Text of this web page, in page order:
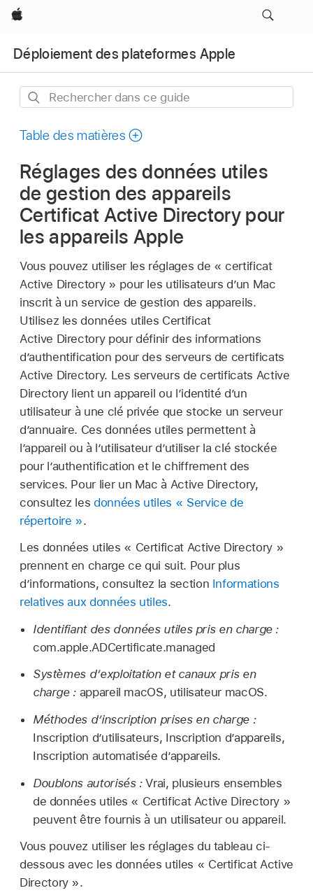
Apple
Déploiement des plateformes Apple
Rechercher
ce
Table des matières
Réglages des données utiles
de gestion des appareils
Certificat Active Directory pour
les appareils Apple
Vous pouvez utiliser les réglages de « certificat
Active Directory » pour les utilisateurs d’un Mac
inscrit à un service de gestion des appareils.
Utilisez les données utiles Certificat
Active Directory pour définir des informations
d’authentification pour des serveurs de certificats
Active Directory. Les serveurs de certificats Active
Directory lient un appareil ou l’identité d’un
utilisateur à une clé privée que stocke un serveur
d’annuaire. Ces données utiles permettent à
l’appareil ou à l’utilisateur d’utiliser la clé stockée
pour l’authentification et le chiffrement des
services. Pour lier un Mac à Active Directory,
consultez lesdonnées utiles « Service de
répertoire ».
Les données utiles « Certificat Active Directory »
prennent en charge ce qui suit. Pour plus
d’informations, consultez la section Informations
relatives aux données utiles.
Identifiant des données utiles pris en charge :
com.apple.ADCertificate.managed
Systèmes d’exploitation et canaux pris en
charge : appareil macOS, utilisateur macOS.
Méthodes d’inscription prises en charge :
Inscription d’utilisateurs, Inscription d’appareils,
Inscription automatisée d’appareils.
Doublons autorisés :Vrai, plusieurs ensembles
de données utiles « Certificat Active Directory »
peuvent être fournis à un utilisateur ou appareil.
Vous pouvez utiliser les réglages du tableau ci-
dessous avec les données utiles « Certificat Active
Directory ».